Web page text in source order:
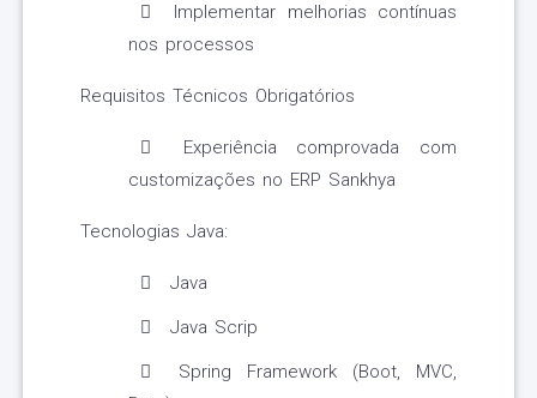
Implementar melhorias contínuas
nos processos
Requisitos Técnicos Obrigatórios
Experiência comprovada com
customizações no ERP Sankhya
Tecnologias Java:
Java
Java Scrip
Spring Framework (Boot, MVC,